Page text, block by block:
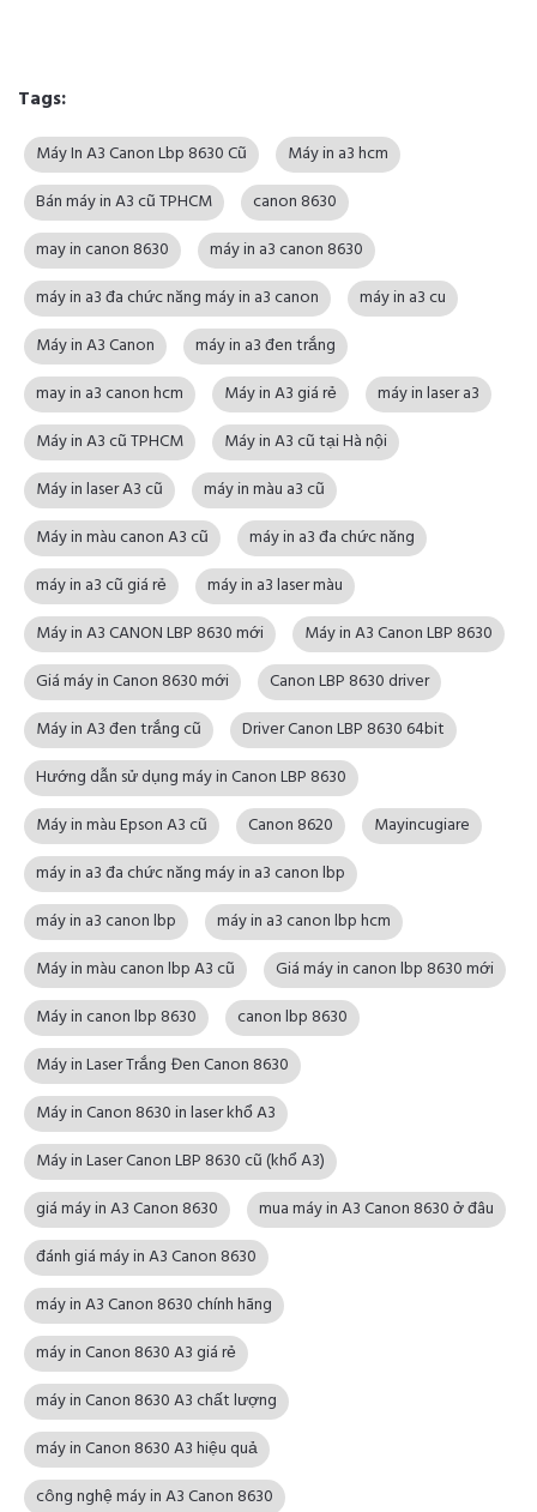
Tags:
Máy In A3 Canon Lbp 8630 Cũ
Máy in a3 hcm
Bán máy in A3 cũ TPHCM
canon 8630
may in canon 8630
máy in a3 canon 8630
máy in a3 đa chức năng máy in a3 canon
máy in a3 cu
Máy in A3 Canon
máy in a3 đen trắng
may in a3 canon hcm
Máy in A3 giá rẻ
máy in laser a3
Máy in A3 cũ TPHCM
Máy in A3 cũ tại Hà nội
Máy in laser A3 cũ
máy in màu a3 cũ
Máy in màu canon A3 cũ
máy in a3 đa chức năng
máy in a3 cũ giá rẻ
máy in a3 laser màu
Máy in A3 CANON LBP 8630 mới
Máy in A3 Canon LBP 8630
Giá máy in Canon 8630 mới
Canon LBP 8630 driver
Máy in A3 đen trắng cũ
Driver Canon LBP 8630 64bit
Hướng dẫn sử dụng máy in Canon LBP 8630
Máy in màu Epson A3 cũ
Canon 8620
Mayincugiare
máy in a3 đa chức năng máy in a3 canon lbp
máy in a3 canon lbp
máy in a3 canon lbp hcm
Máy in màu canon lbp A3 cũ
Giá máy in canon lbp 8630 mới
Máy in canon lbp 8630
canon lbp 8630
Máy in Laser Trắng Đen Canon 8630
Máy in Canon 8630 in laser khổ A3
Máy in Laser Canon LBP 8630 cũ (khổ A3)
giá máy in A3 Canon 8630
mua máy in A3 Canon 8630 ở đâu
đánh giá máy in A3 Canon 8630
máy in A3 Canon 8630 chính hãng
máy in Canon 8630 A3 giá rẻ
máy in Canon 8630 A3 chất lượng
máy in Canon 8630 A3 hiệu quả
công nghệ máy in A3 Canon 8630